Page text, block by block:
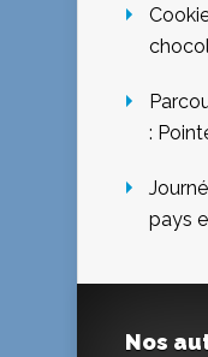
:
pays
Nos